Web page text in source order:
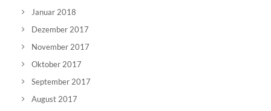
Januar 2018
Dezember 2017
November 2017
Oktober 2017
September 2017
August 2017